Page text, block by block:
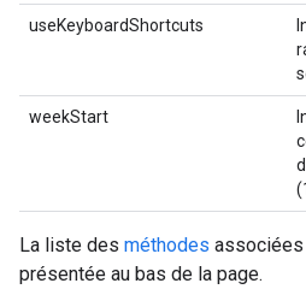
useKeyboardShortcuts
weekStart
La liste des méthodes
présentée au bas de la page.